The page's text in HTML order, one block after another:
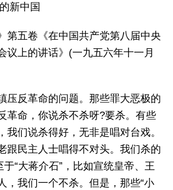
新中国
第五卷《在中国共产党第八届中央
议上的讲话》(一九五六年十一月
压反革命的问题。那些罪大恶极的
革命，你说杀不杀呀?要杀。有些
我们说杀得好，无非是唱对台戏。
跟民主人士唱得不对头。我们杀的
于“大蒋介石”，比如宣统皇帝、王
，我们一个不杀。但是，那些“小